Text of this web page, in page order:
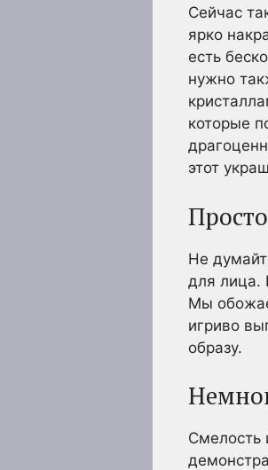
Сейчас
ярко
есть
нужно
которые
этот
Не
для лица.
Мы
игриво
образу.
Смелость